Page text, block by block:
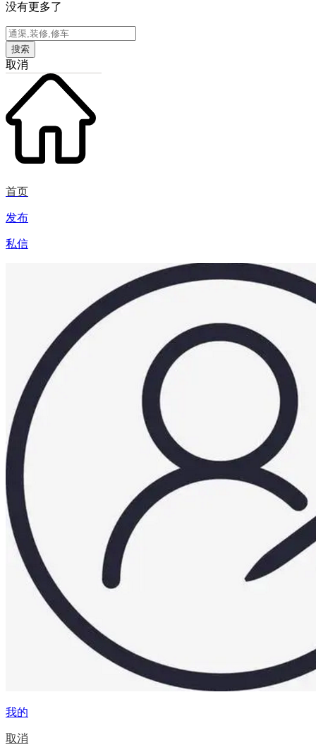
没有更多了
搜索
取消
首页
发布
私信
我的
取消